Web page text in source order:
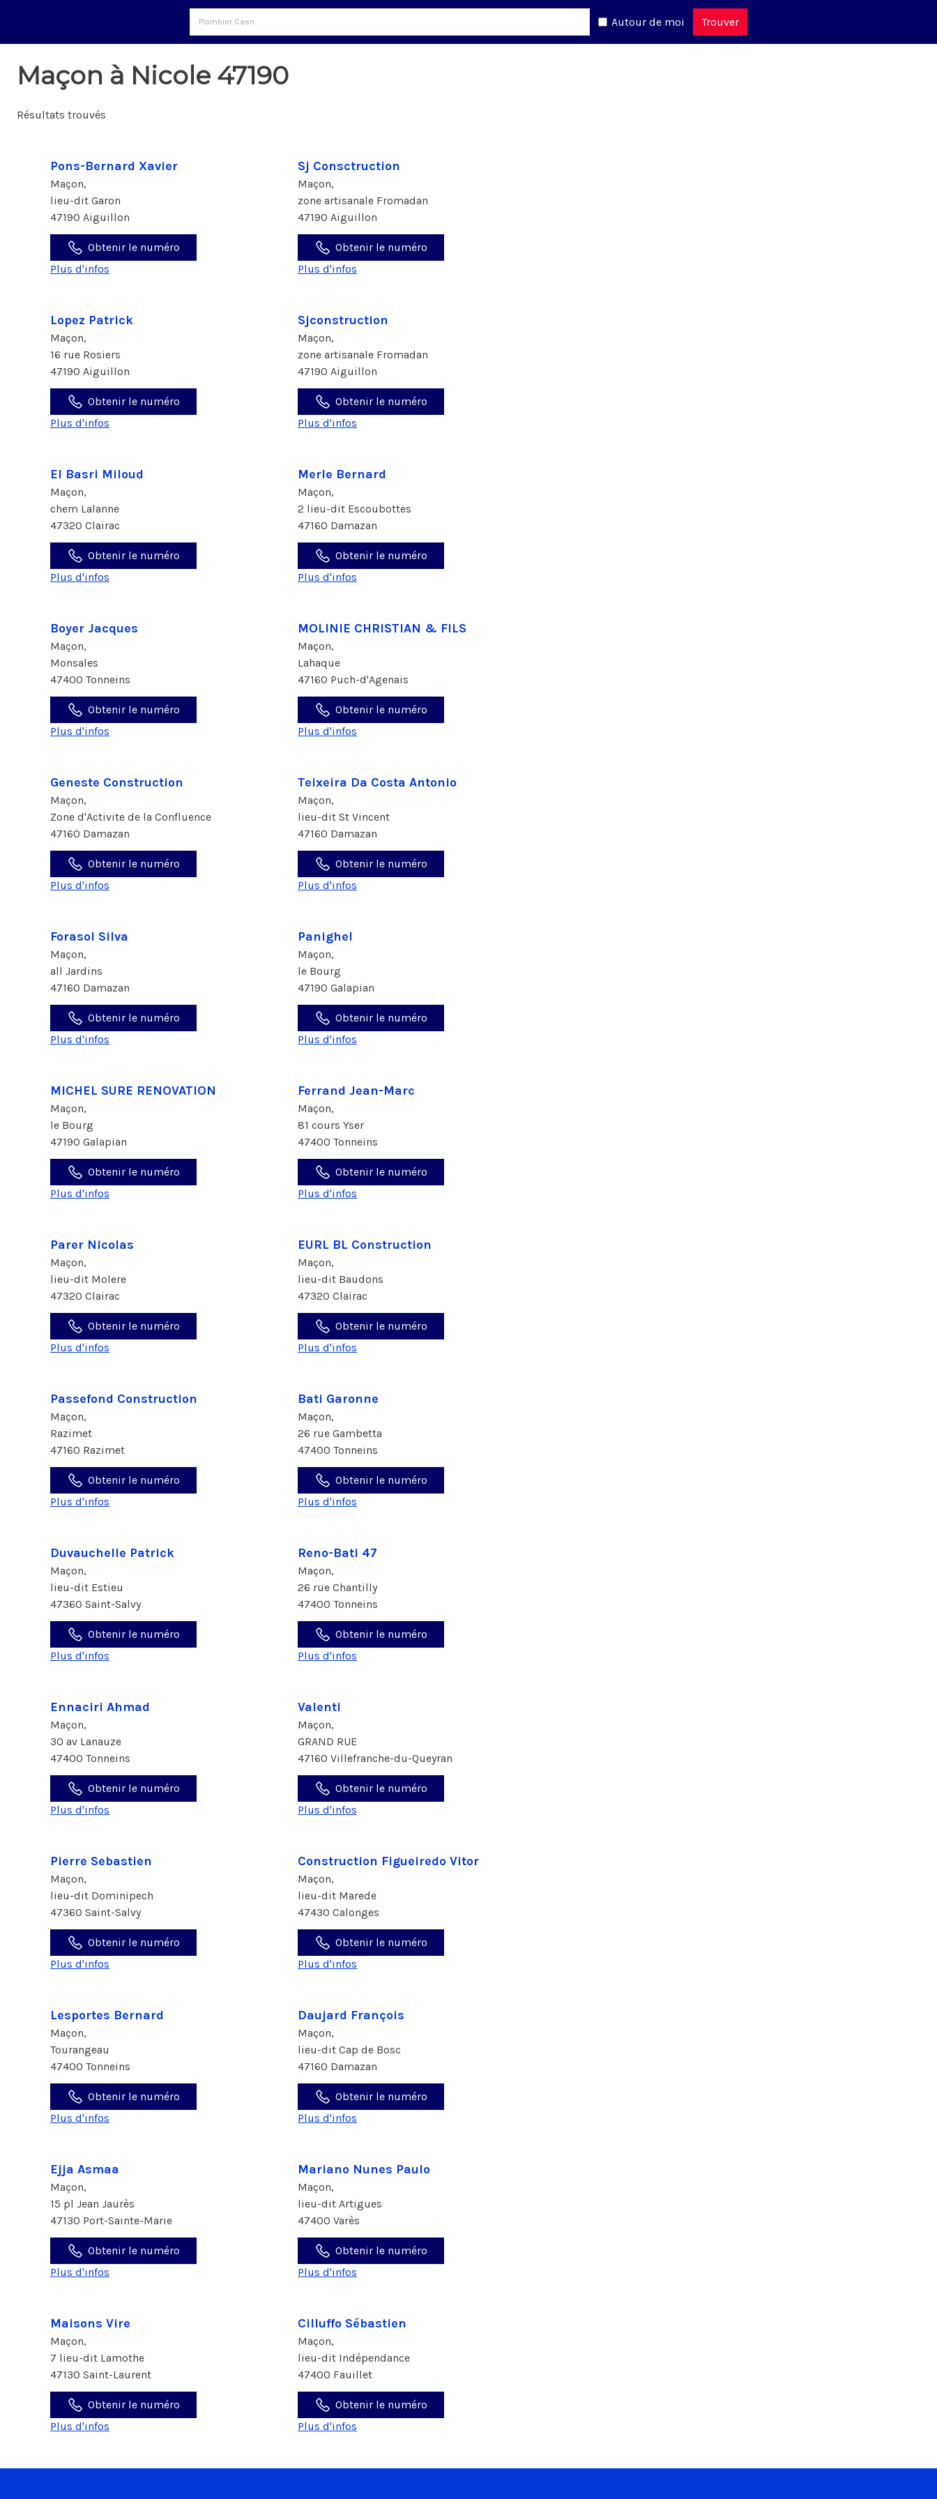
Autour de moi Trouver
Maçon à Nicole 47190
Résultats trouvés
Pons-Bernard Xavier
Maçon,
lieu-dit Garon
47190 Aiguillon
Obtenir le numéro
Plus d'infos
Sj Consctruction
Maçon,
zone artisanale Fromadan
47190 Aiguillon
Obtenir le numéro
Plus d'infos
Lopez Patrick
Maçon,
16 rue Rosiers
47190 Aiguillon
Obtenir le numéro
Plus d'infos
Sjconstruction
Maçon,
zone artisanale Fromadan
47190 Aiguillon
Obtenir le numéro
Plus d'infos
El Basri Miloud
Maçon,
chem Lalanne
47320 Clairac
Obtenir le numéro
Plus d'infos
Merle Bernard
Maçon,
2 lieu-dit Escoubottes
47160 Damazan
Obtenir le numéro
Plus d'infos
Boyer Jacques
Maçon,
Monsales
47400 Tonneins
Obtenir le numéro
Plus d'infos
MOLINIE CHRISTIAN & FILS
Maçon,
Lahaque
47160 Puch-d'Agenais
Obtenir le numéro
Plus d'infos
Geneste Construction
Maçon,
Zone d'Activite de la Confluence
47160 Damazan
Obtenir le numéro
Plus d'infos
Teixeira Da Costa Antonio
Maçon,
lieu-dit St Vincent
47160 Damazan
Obtenir le numéro
Plus d'infos
Forasol Silva
Maçon,
all Jardins
47160 Damazan
Obtenir le numéro
Plus d'infos
Panighel
Maçon,
le Bourg
47190 Galapian
Obtenir le numéro
Plus d'infos
MICHEL SURE RENOVATION
Maçon,
le Bourg
47190 Galapian
Obtenir le numéro
Plus d'infos
Ferrand Jean-Marc
Maçon,
81 cours Yser
47400 Tonneins
Obtenir le numéro
Plus d'infos
Parer Nicolas
Maçon,
lieu-dit Molere
47320 Clairac
Obtenir le numéro
Plus d'infos
EURL BL Construction
Maçon,
lieu-dit Baudons
47320 Clairac
Obtenir le numéro
Plus d'infos
Passefond Construction
Maçon,
Razimet
47160 Razimet
Obtenir le numéro
Plus d'infos
Bati Garonne
Maçon,
26 rue Gambetta
47400 Tonneins
Obtenir le numéro
Plus d'infos
Duvauchelle Patrick
Maçon,
lieu-dit Estieu
47360 Saint-Salvy
Obtenir le numéro
Plus d'infos
Reno-Bati 47
Maçon,
26 rue Chantilly
47400 Tonneins
Obtenir le numéro
Plus d'infos
Ennaciri Ahmad
Maçon,
30 av Lanauze
47400 Tonneins
Obtenir le numéro
Plus d'infos
Valenti
Maçon,
GRAND RUE
47160 Villefranche-du-Queyran
Obtenir le numéro
Plus d'infos
Pierre Sebastien
Maçon,
lieu-dit Dominipech
47360 Saint-Salvy
Obtenir le numéro
Plus d'infos
Construction Figueiredo Vitor
Maçon,
lieu-dit Marede
47430 Calonges
Obtenir le numéro
Plus d'infos
Lesportes Bernard
Maçon,
Tourangeau
47400 Tonneins
Obtenir le numéro
Plus d'infos
Daujard François
Maçon,
lieu-dit Cap de Bosc
47160 Damazan
Obtenir le numéro
Plus d'infos
Ejja Asmaa
Maçon,
15 pl Jean Jaurès
47130 Port-Sainte-Marie
Obtenir le numéro
Plus d'infos
Mariano Nunes Paulo
Maçon,
lieu-dit Artigues
47400 Varès
Obtenir le numéro
Plus d'infos
Maisons Vire
Maçon,
7 lieu-dit Lamothe
47130 Saint-Laurent
Obtenir le numéro
Plus d'infos
Cilluffo Sébastien
Maçon,
lieu-dit Indépendance
47400 Fauillet
Obtenir le numéro
Plus d'infos